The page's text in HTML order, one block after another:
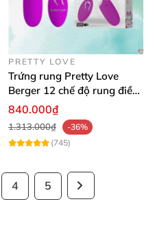
PRETTY LOVE
Trứng rung Pretty Love
Berger 12 chế độ rung điều
khiển từ xa tiện lợi
840.000₫
1.313.000₫
-36%
(745)
4 5